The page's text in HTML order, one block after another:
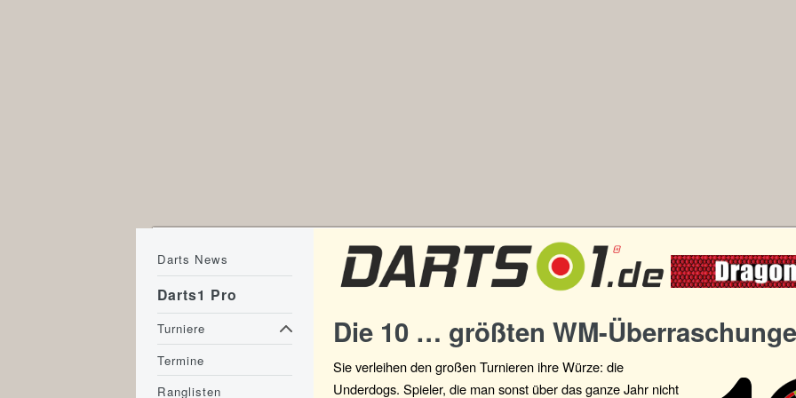
Die 10 … größten WM-
Sie verleihen den großen Turnieren ihre Würze: die
Underdogs. Spieler, die man sonst über das ganze Jahr nicht
Darts News
Darts1 Pro
Turniere
Termine
Ranglisten